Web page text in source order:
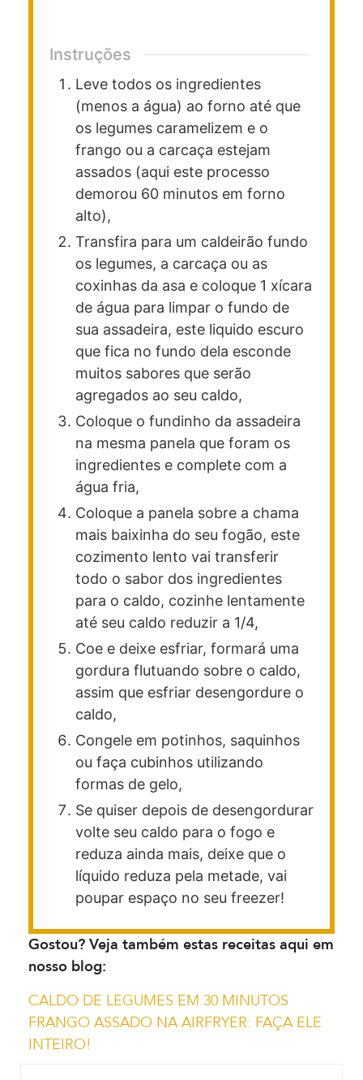
Instruções
Leve todos os ingredientes
(menos a água) ao forno até que
os legumes caramelizem e o
frango ou a carcaça estejam
assados (aqui este processo
demorou 60 minutos em forno
alto),
Transfira para um caldeirão fundo
os legumes, a carcaça ou as
coxinhas da asa e coloque 1 xícara
de água para limpar o fundo de
sua assadeira, este liquido escuro
que fica no fundo dela esconde
muitos sabores que serão
agregados ao seu caldo,
Coloque o fundinho da assadeira
na mesma panela que foram os
ingredientes e complete com a
água fria,
Coloque a panela sobre a chama
mais baixinha do seu fogão, este
cozimento lento vai transferir
todo o sabor dos ingredientes
para o caldo, cozinhe lentamente
até seu caldo reduzir a 1/4,
Coe e deixe esfriar, formará uma
gordura flutuando sobre o caldo,
assim que esfriar desengordure o
caldo,
Congele em potinhos, saquinhos
ou faça cubinhos utilizando
formas de gelo,
Se quiser depois de desengordurar
volte seu caldo para o fogo e
reduza ainda mais, deixe que o
líquido reduza pela metade, vai
poupar espaço no seu freezer!
Gostou? Veja também estas receitas aqui em
nosso blog:
CALDO DE LEGUMES EM 30 MINUTOS
FRANGO ASSADO NA AIRFRYER: FAÇA ELE
INTEIRO!